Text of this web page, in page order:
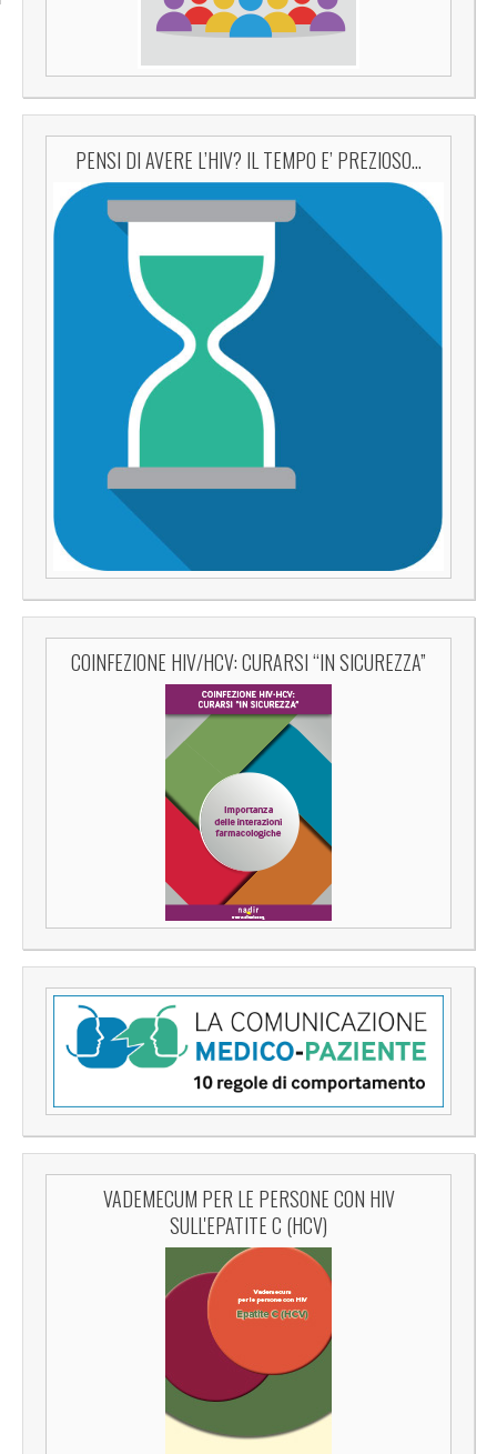
PENSI DI AVERE L’HIV? IL TEMPO E’ PREZIOSO…
COINFEZIONE HIV/HCV: CURARSI “IN SICUREZZA”
VADEMECUM PER LE PERSONE CON HIV
SULL'EPATITE C (HCV)